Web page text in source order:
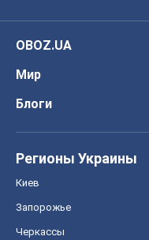
OBOZ.UA
Мир
Блоги
Регионы Украины
Киев
Запорожье
Черкассы